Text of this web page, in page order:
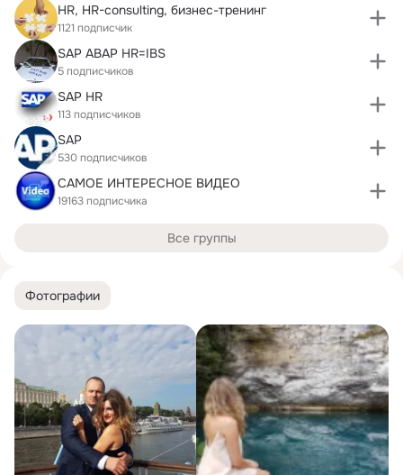
Фотографии
HR, HR-consulting, бизнес-тренинг
1121 подписчик
SAP ABAP HR=IBS
5 подписчиков
SAP HR
113 подписчиков
SAP
530 подписчиков
САМОЕ ИНТЕРЕСНОЕ ВИДЕО
19163 подписчика
Все группы